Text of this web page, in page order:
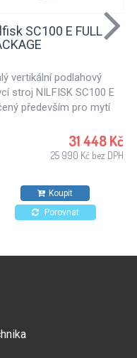
SC100 E FULL
vertikální podlahový
stroj NILFISK SC100 E
především pro mytí
možností pro
obchody, školy,
ploch.
31 448 Kč
25 990 Kč bez DPH
Koupit
Porovnat